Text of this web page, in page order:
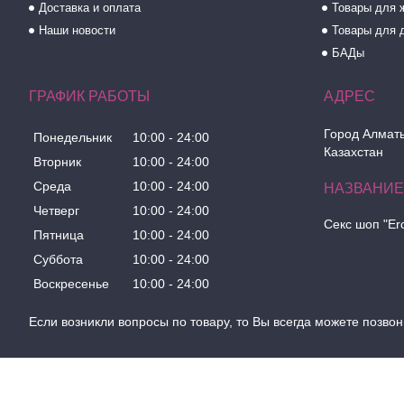
Доставка и оплата
Наши новости
Товары для
Товары для
БАДы
ГРАФИК РАБОТЫ
Понедельник 10:00
24:00
Вторник
10:00
24:00
Среда
10:00
24:00
Четверг
10:00
24:00
Пятница
10:00
24:00
Суббота
10:00
24:00
Воскресенье
10:00 24:00
Город
Казахстан
Секс шоп
Если возникли вопросы по товару, то Вы всегда можете